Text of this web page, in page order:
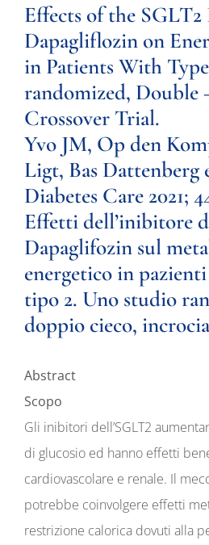
Effects of the
Dapagliflozin on
in Patients With
randomized, Double
Crossover Trial.
Yvo JM, Op den
Ligt, Bas Dattenberg
Diabetes Care 2021;
Effetti dell’inibitore
Dapaglifozin sul
energetico in
tipo 2. Uno studio
doppio cieco,
Abstract
Scopo
Gli inibitori dell’SGLT2
di glucosio ed hanno effetti
cardiovascolare e renale. Il
potrebbe coinvolgere effetti
restrizione calorica dovuti alla